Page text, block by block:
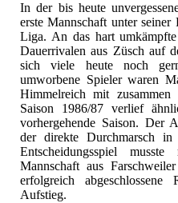
In der bis heute
erste Mannschaft unter
Liga. An das hart
Dauerrivalen aus Züsch auf
sich viele heute noch
umworbene Spieler waren
Himmelreich mit
Saison 1986/87 verlief
vorhergehende Saison. Der
der direkte Durchmarsch
Entscheidungsspiel
Mannschaft aus
erfolgreich
Aufstieg.